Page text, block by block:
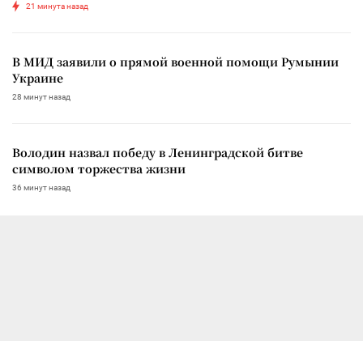
21 минута назад
В МИД заявили о прямой военной помощи Румынии
Украине
28 минут назад
Володин назвал победу в Ленинградской битве
символом торжества жизни
36 минут назад